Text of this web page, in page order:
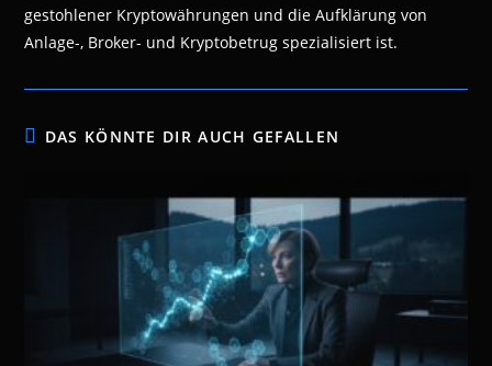
gestohlener Kryptowährungen und die Aufklärung von
Anlage-, Broker- und Kryptobetrug spezialisiert ist.
DAS KÖNNTE DIR AUCH GEFALLEN